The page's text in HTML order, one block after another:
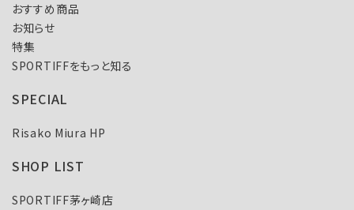
おすすめ商品
お知らせ
特集
SPORTIFFをもっと知る
SPECIAL
Risako Miura HP
SHOP LIST
SPORTIFF茅ヶ崎店